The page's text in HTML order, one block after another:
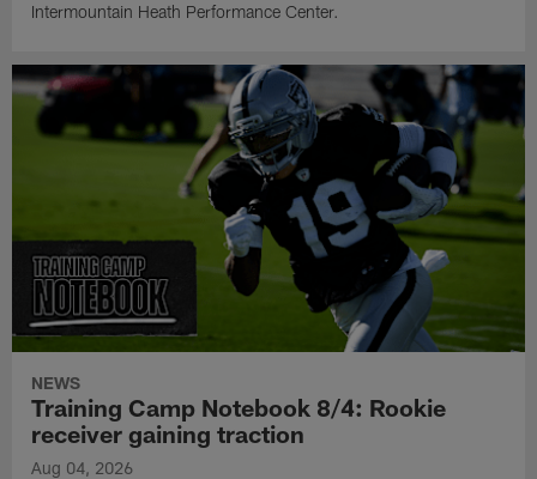
Intermountain Heath Performance Center.
NEWS
Training Camp Notebook 8/4: Rookie
receiver gaining traction
Aug 04, 2026